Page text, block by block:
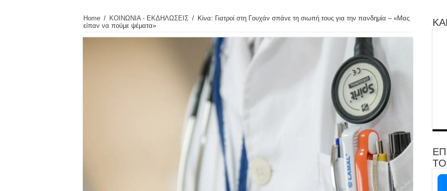
Home / ΚΟΙΝΩΝΙΑ - ΕΚΔΗΛΩΣΕΙΣ / Κίνα: Γιατροί στη Γουχάν σπάνε τη σιωπή τους για την πανδημία – «Μας
είπαν να πούμε ψέματα»
ΤΟ